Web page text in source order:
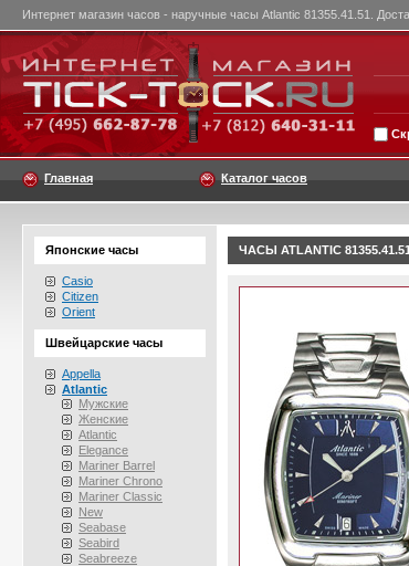
Интернет магазин часов - наручные часы Atlantic 81355.41.51.
Главная Каталог часов
Японские часы
Casio
Citizen
Orient
Швейцарские часы
Appella
Atlantic
Мужские
Женские
Atlantic
Elegance
Mariner Barrel
Mariner Chrono
Mariner Classic
New
Seabase
Seabird
Seabreeze
ЧАСЫ ATLANTIC 81355.41.51